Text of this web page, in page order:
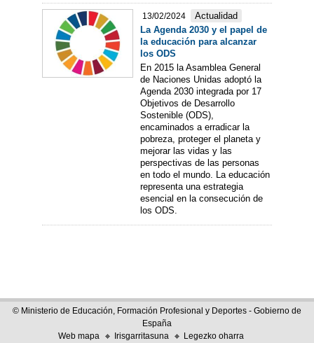
13/02/2024
Actualidad
La Agenda 2030 y el papel de
la educación para alcanzar
los ODS
En 2015 la Asamblea General
de Naciones Unidas adoptó la
Agenda 2030 integrada por 17
Objetivos de Desarrollo
Sostenible (ODS),
encaminados a erradicar la
pobreza, proteger el planeta y
mejorar las vidas y las
perspectivas de las personas
en todo el mundo. La educación
representa una estrategia
esencial en la consecución de
los ODS.
© Ministerio de Educación, Formación Profesional y Deportes - Gobierno de
España
Web mapa
Irisgarritasuna Legezko oharra